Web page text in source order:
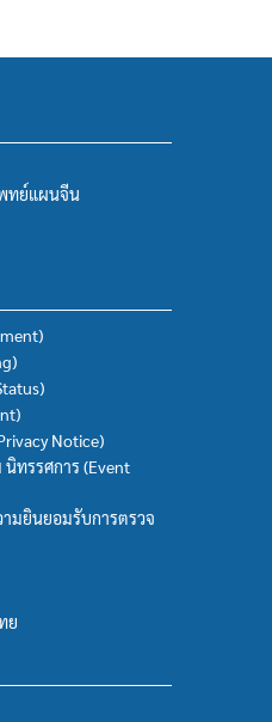
พทย์แผนจีน
Notice)
ทรรศการ (Event
มยินยอมรับการตรวจ
ย